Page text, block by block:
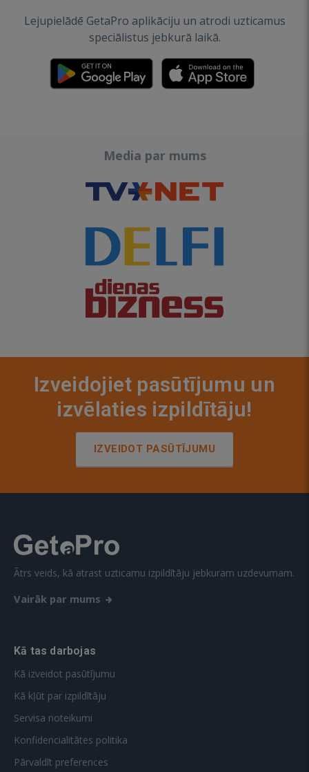
Lejupielādē GetaPro aplikāciju un atrodi uzticamus
speciālistus jebkurā laikā.
Media par mums
Izveidojiet pasūtījumu un
izvēlaties izpildītāju!
IZVEIDOT PASŪTĪJUMU
Ātrs veids, kā atrast uzticamu izpildītāju jebkuram uzdevumam.
Vairāk par mums
Kā tas darbojas
Kā izveidot pasūtījumu
Kā kļūt par izpildītāju
Servisa noteikumi
Konfidencialitātes politika
Pārvaldīt preferences